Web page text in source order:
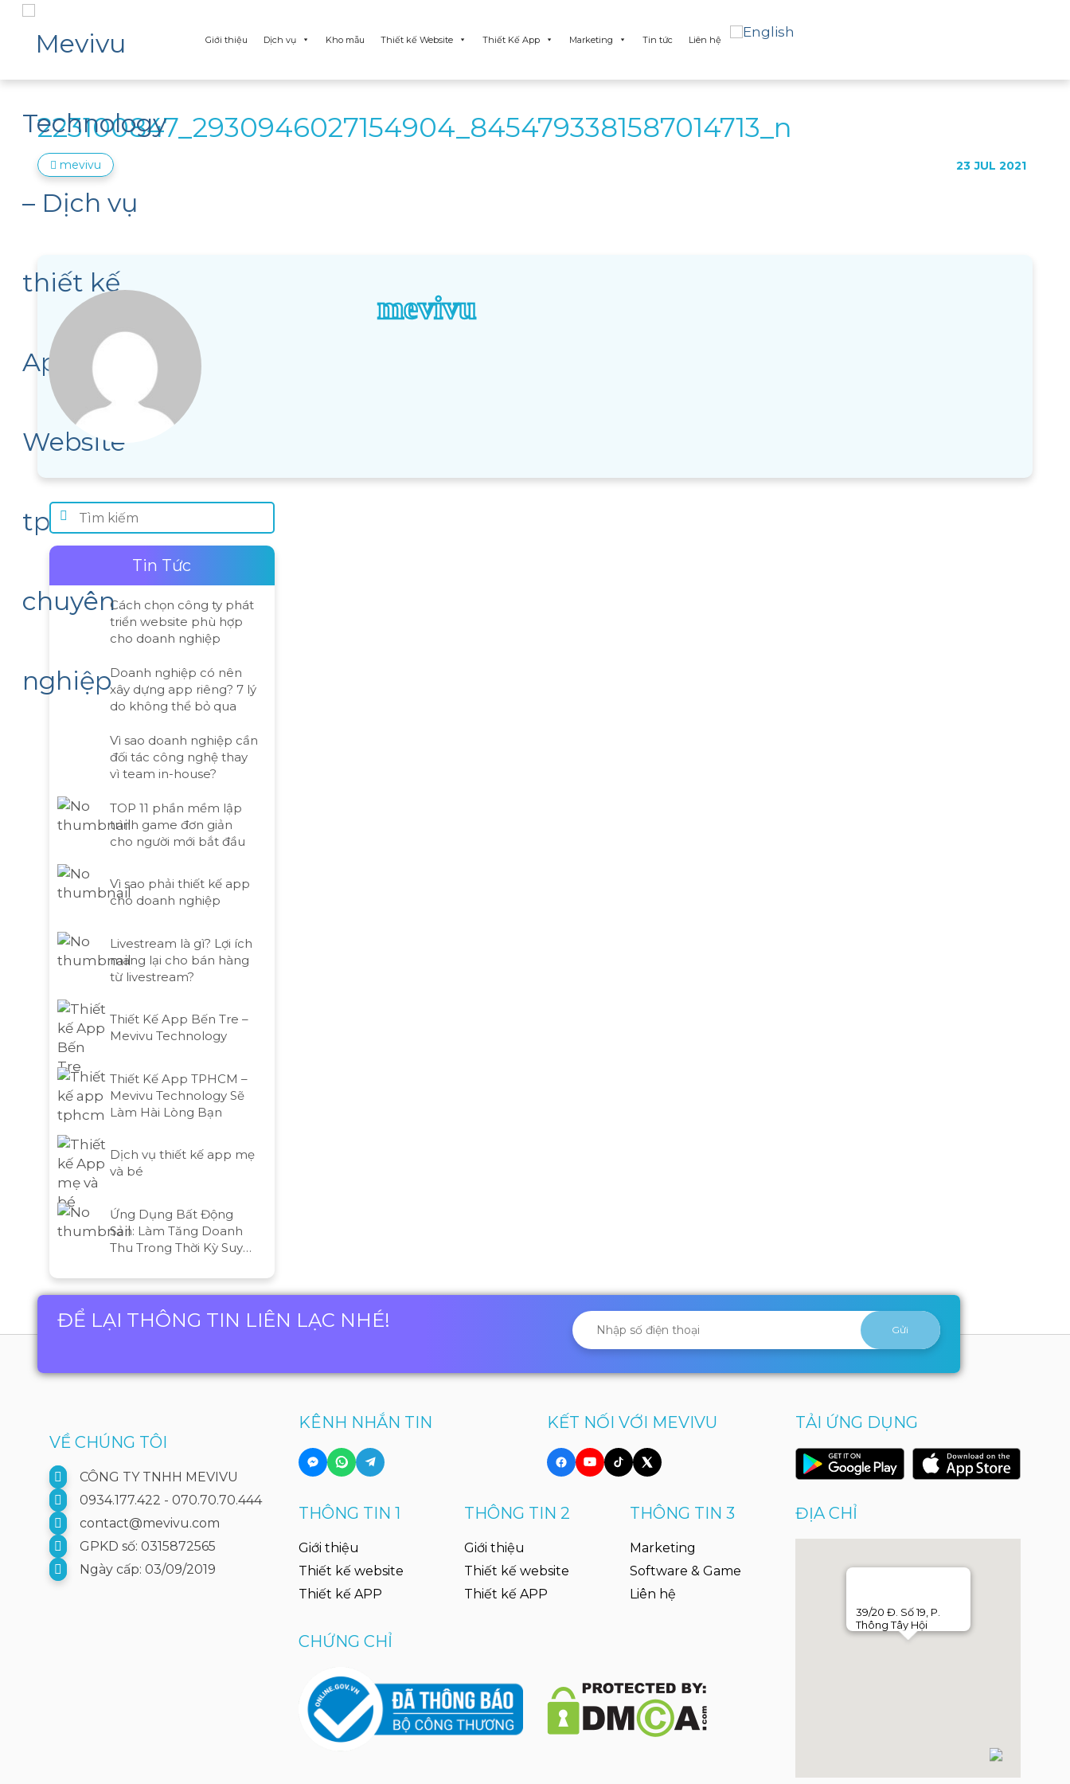
Giới thiệu Dịch vụ Kho mẫu Thiết kế Website Thiết Kế App Marketing Tin tức Liên hệ
223100847_2930946027154904_8454793381587014713_n
mevivu 23 JUL 2021
mevivu
Tin Tức
Cách chọn công ty phát
triển website phù hợp
cho doanh nghiệp
Doanh nghiệp có nên
xây dựng app riêng? 7 lý
do không thể bỏ qua
Vì sao doanh nghiệp cần
đối tác công nghệ thay
vì team in-house?
TOP 11 phần mềm lập
trình game đơn giản
cho người mới bắt đầu
Vì sao phải thiết kế app
cho doanh nghiệp
Livestream là gì? Lợi ích
mang lại cho bán hàng
từ livestream?
Thiết Kế App Bến Tre –
Mevivu Technology
Thiết Kế App TPHCM –
Mevivu Technology Sẽ
Làm Hài Lòng Bạn
Dịch vụ thiết kế app mẹ
và bé
Ứng Dụng Bất Động
Sản: Làm Tăng Doanh
Thu Trong Thời Kỳ Suy
ĐỂ LẠI THÔNG TIN LIÊN LẠC NHÉ!
VỀ CHÚNG TÔI
CÔNG TY TNHH MEVIVU
0934.177.422 - 070.70.70.444
contact@mevivu.com
GPKD số: 0315872565
Ngày cấp: 03/09/2019
KÊNH NHẮN TIN KẾT NỐI VỚI MEVIVU TẢI ỨNG DỤNG
THÔNG TIN 1
Giới thiệu
Thiết kế website
Thiết kế APP
THÔNG TIN 2
Giới thiệu
Thiết kế website
Thiết kế APP
THÔNG TIN 3
Marketing
Software & Game
Liên hệ
CHỨNG CHỈ
ĐỊA CHỈ
39/20 Đ. Số 19, P.
Thông Tây Hội